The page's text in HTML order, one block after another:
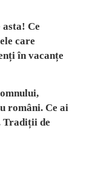
Ce
care
în vacanțe
români. Ce ai
Tradiții de